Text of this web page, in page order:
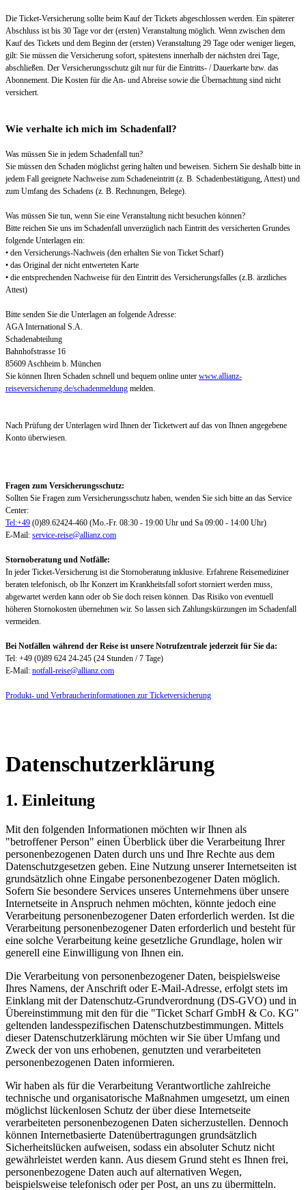
Die Ticket-Versicherung sollte beim Kauf der Tickets abgeschlossen werden. Ein späterer
Abschluss ist bis 30 Tage vor der (ersten) Veranstaltung möglich. Wenn zwischen dem
Kauf des Tickets und dem Beginn der (ersten) Veranstaltung 29 Tage oder weniger liegen,
gilt: Sie müssen die Versicherung sofort, spätestens innerhalb der nächsten drei Tage,
abschließen. Der Versicherungsschutz gilt nur für die Eintritts- / Dauerkarte bzw. das
Abonnement. Die Kosten für die An- und Abreise sowie die Übernachtung sind nicht
versichert.
Wie verhalte ich mich im Schadenfall?
Was müssen Sie in jedem Schadenfall tun?
Sie müssen den Schaden möglichst gering halten und beweisen. Sichern Sie deshalb bitte in
jedem Fall geeignete Nachweise zum Schadeneintritt (z. B. Schadenbestätigung, Attest) und
zum Umfang des Schadens (z. B. Rechnungen, Belege).
Was müssen Sie tun, wenn Sie eine Veranstaltung nicht besuchen können?
Bitte reichen Sie uns im Schadenfall unverzüglich nach Eintritt des versicherten Grundes
folgende Unterlagen ein:
• den Versicherungs-Nachweis (den erhalten Sie von Ticket Scharf)
• das Original der nicht entwerteten Karte
• die entsprechenden Nachweise für den Eintritt des Versicherungsfalles (z.B. ärztliches
Attest)
Bitte senden Sie die Unterlagen an folgende Adresse:
AGA International S.A.
Schadenabteilung
Bahnhofstrasse 16
85609 Aschheim b. München
Sie können Ihren Schaden schnell und bequem online unter www.allianz-
reiseversicherung.de/schadenmeldung melden.
Nach Prüfung der Unterlagen wird Ihnen der Ticketwert auf das von Ihnen angegebene
Konto überwiesen.
Fragen zum Versicherungsschutz:
Sollten Sie Fragen zum Versicherungsschutz haben, wenden Sie sich bitte an das Service
Center:
Tel:+49 (0)89.62424-460 (Mo.-Fr. 08:30 - 19:00 Uhr und Sa 09:00 - 14:00 Uhr)
E-Mail: service-reise@allianz.com
Stornoberatung und Notfälle:
In jeder Ticket-Versicherung ist die Stornoberatung inklusive. Erfahrene Reisemediziner
beraten telefonisch, ob Ihr Konzert im Krankheitsfall sofort storniert werden muss,
abgewartet werden kann oder ob Sie doch reisen können. Das Risiko von eventuell
höheren Stornokosten übernehmen wir. So lassen sich Zahlungskürzungen im Schadenfall
vermeiden.
Bei Notfällen während der Reise ist unsere Notrufzentrale jederzeit für Sie da:
Tel: +49 (0)89 624 24-245 (24 Stunden / 7 Tage)
E-Mail: notfall-reise@allianz.com
Produkt- und Verbraucherinformationen zur Ticketversicherung
Datenschutzerklärung
1. Einleitung
Mit den folgenden Informationen möchten wir Ihnen als
"betroffener Person" einen Überblick über die Verarbeitung Ihrer
personenbezogenen Daten durch uns und Ihre Rechte aus dem
Datenschutzgesetzen geben. Eine Nutzung unserer Internetseiten ist
grundsätzlich ohne Eingabe personenbezogener Daten möglich.
Sofern Sie besondere Services unseres Unternehmens über unsere
Internetseite in Anspruch nehmen möchten, könnte jedoch eine
Verarbeitung personenbezogener Daten erforderlich werden. Ist die
Verarbeitung personenbezogener Daten erforderlich und besteht für
eine solche Verarbeitung keine gesetzliche Grundlage, holen wir
generell eine Einwilligung von Ihnen ein.
Die Verarbeitung von personenbezogener Daten, beispielsweise
Ihres Namens, der Anschrift oder E-Mail-Adresse, erfolgt stets im
Einklang mit der Datenschutz-Grundverordnung (DS-GVO) und in
Übereinstimmung mit den für die "Ticket Scharf GmbH & Co. KG"
geltenden landesspezifischen Datenschutzbestimmungen. Mittels
dieser Datenschutzerklärung möchten wir Sie über Umfang und
Zweck der von uns erhobenen, genutzten und verarbeiteten
personenbezogenen Daten informieren.
Wir haben als für die Verarbeitung Verantwortliche zahlreiche
technische und organisatorische Maßnahmen umgesetzt, um einen
möglichst lückenlosen Schutz der über diese Internetseite
verarbeiteten personenbezogenen Daten sicherzustellen. Dennoch
können Internetbasierte Datenübertragungen grundsätzlich
Sicherheitslücken aufweisen, sodass ein absoluter Schutz nicht
gewährleistet werden kann. Aus diesem Grund steht es Ihnen frei,
personenbezogene Daten auch auf alternativen Wegen,
beispielsweise telefonisch oder per Post, an uns zu übermitteln.